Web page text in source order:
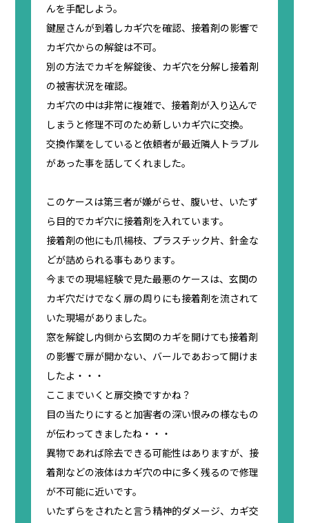
んを手配しよう。
鍵屋さんが到着しカギ穴を確認、接着剤の影響で
カギ穴からの解錠は不可。
別の方法でカギを解錠後、カギ穴を分解し接着剤
の被害状況を確認。
カギ穴の中は非常に複雑で、接着剤が入り込んで
しまうと修理不可のため新しいカギ穴に交換。
交換作業をしていると依頼者が最近隣人トラブル
があった事を話してくれました。
このケースは第三者が嫌がらせ、腹いせ、いたず
ら目的でカギ穴に接着剤を入れています。
接着剤の他にも爪楊枝、プラスチック片、針金な
どが詰められる事もあります。
今までの現場経験で見た最悪のケースは、玄関の
カギ穴だけでなく扉の周りにも接着剤を流されて
いた現場がありました。
窓を解錠し内側から玄関のカギを開けても接着剤
の影響で扉が開かない、バールであおって開けま
したよ・・・
ここまでいくと扉交換ですかね？
目の当たりにすると加害者の深い恨みの様なもの
が伝わってきましたね・・・
異物であれば除去できる可能性はありますが、接
着剤などの液体はカギ穴の中に多く残るので修理
が不可能に近いです。
いたずらをされたと言う精神的ダメージ、カギ交